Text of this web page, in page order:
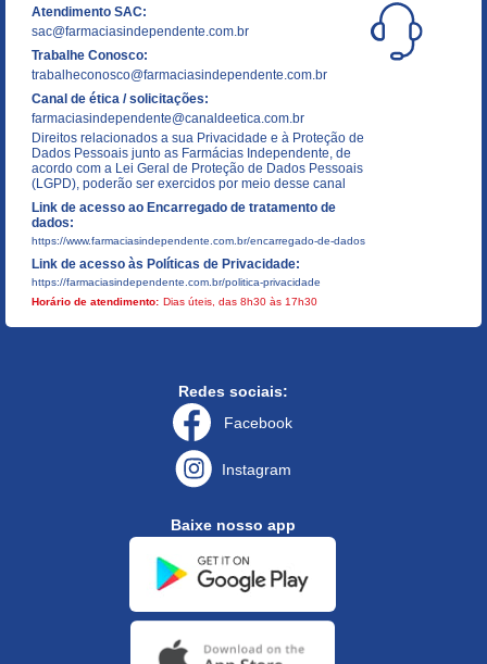
Atendimento SAC:
sac@farmaciasindependente.com.br
Trabalhe Conosco:
trabalheconosco@farmaciasindependente.com.br
Canal de ética / solicitações:
farmaciasindependente@canaldeetica.com.br
Direitos relacionados a sua Privacidade e à Proteção de
Dados Pessoais junto as Farmácias Independente, de
acordo com a Lei Geral de Proteção de Dados Pessoais
(LGPD), poderão ser exercidos por meio desse canal
Link de acesso ao Encarregado de tratamento de
dados:
https://www.farmaciasindependente.com.br/encarregado-de-dados
Link de acesso às Políticas de Privacidade:
https://farmaciasindependente.com.br/politica-privacidade
Horário de atendimento: Dias úteis, das 8h30 às 17h30
Redes sociais:
Facebook
Instagram
Baixe nosso app